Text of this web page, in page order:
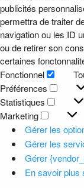
publicités
permettra de traiter
navigation ou les ID
ou de retirer son
certaines
Fonctionnel
Préférences
Statistiques
Marketing
Gérer les
Gérer les
Gérer
En savoir plus